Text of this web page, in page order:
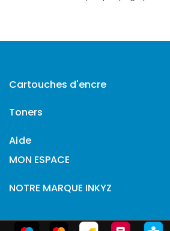
Cartouches d'encre
Toners
Aide
MON ESPACE
NOTRE MARQUE INKYZ